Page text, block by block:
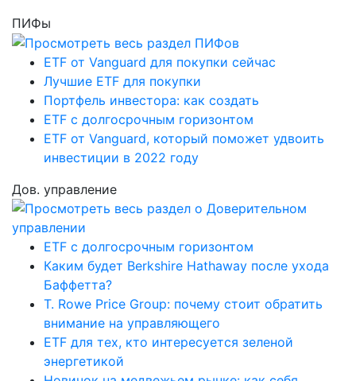
ПИФы
ETF от Vanguard для покупки сейчас
Лучшие ETF для покупки
Портфель инвестора: как создать
ETF с долгосрочным горизонтом
ETF от Vanguard, который поможет удвоить
инвестиции в 2022 году
Дов. управление
ETF с долгосрочным горизонтом
Каким будет Berkshire Hathaway после ухода
Баффетта?
T. Rowe Price Group: почему стоит обратить
внимание на управляющего
ETF для тех, кто интересуется зеленой
энергетикой